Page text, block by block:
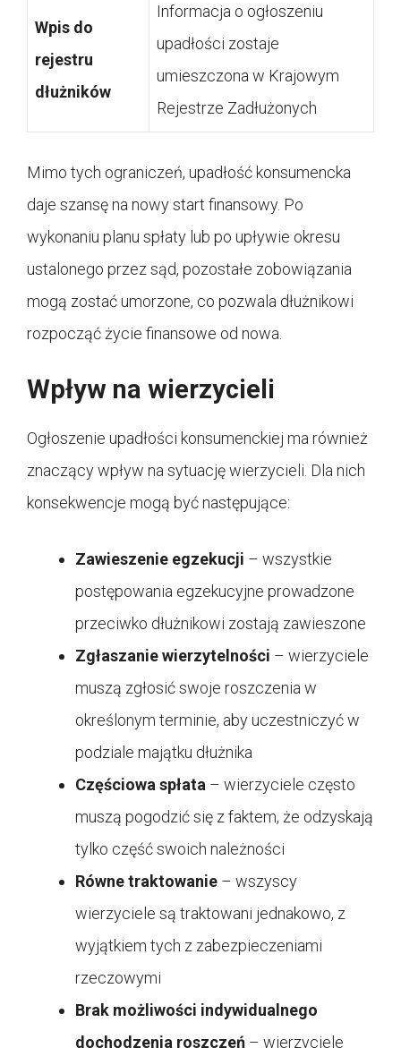
Wpis do
rejestru
dłużników
Informacja o ogłoszeniu
upadłości zostaje
umieszczona w Krajowym
Rejestrze Zadłużonych
Mimo tych ograniczeń, upadłość konsumencka
daje szansę na nowy start finansowy. Po
wykonaniu planu spłaty lub po upływie okresu
ustalonego przez sąd, pozostałe zobowiązania
mogą zostać umorzone, co pozwala dłużnikowi
rozpocząć życie finansowe od nowa.
Wpływ na wierzycieli
Ogłoszenie upadłości konsumenckiej ma również
znaczący wpływ na sytuację wierzycieli. Dla nich
konsekwencje mogą być następujące:
Zawieszenie egzekucji – wszystkie
postępowania egzekucyjne prowadzone
przeciwko dłużnikowi zostają zawieszone
Zgłaszanie wierzytelności – wierzyciele
muszą zgłosić swoje roszczenia w
określonym terminie, aby uczestniczyć w
podziale majątku dłużnika
Częściowa spłata – wierzyciele często
muszą pogodzić się z faktem, że odzyskają
tylko część swoich należności
Równe traktowanie – wszyscy
wierzyciele są traktowani jednakowo, z
wyjątkiem tych z zabezpieczeniami
rzeczowymi
Brak możliwości indywidualnego
dochodzenia roszczeń – wierzyciele